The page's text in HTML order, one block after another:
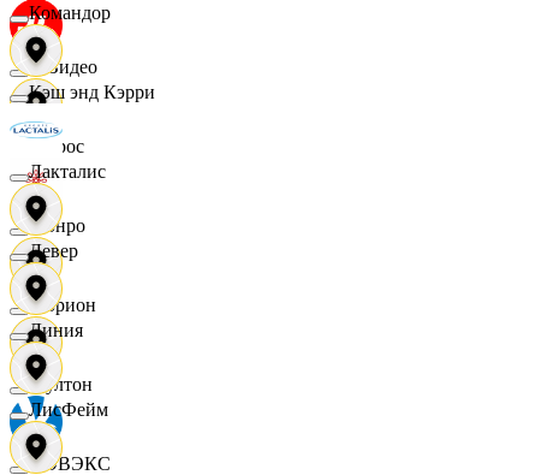
МВидео
Мирос
Монро
Морион
Мултон
НОВЭКС
Командор
Кэш энд Кэрри
Лакталис
Левер
Линия
ЛисФейм